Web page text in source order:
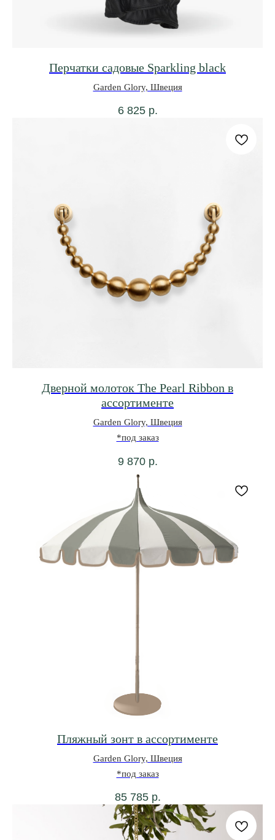
МЕНЮ КОРЗИНА
Перчатки садовые Sparkling black
Garden Glory, Швеция
6 825 р.
Дверной молоток The Pearl Ribbon в
ассортименте
Garden Glory, Швеция
*под заказ
9 870 р.
Пляжный зонт в ассортименте
Garden Glory, Швеция
*под заказ
85 785 р.
Будьте в курсе всех новинок
Подписаться
+7 962 346-5866